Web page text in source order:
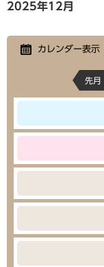
2025年12月
カレンダー表示
先月